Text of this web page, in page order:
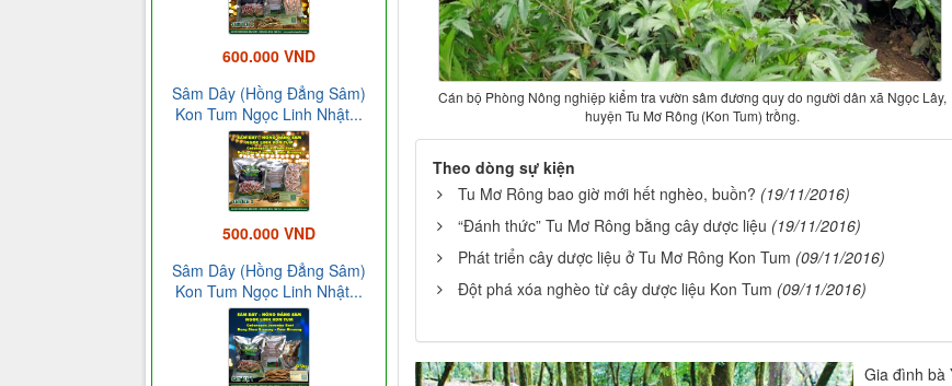
Cán bộ Phòng Nông nghiệp kiểm tra vườn sâm đương quy do người dân xã Ngọc Lây,
huyện Tu Mơ Rông (Kon Tum) trồng.
Theo dòng sự kiện
Tu Mơ Rông bao giờ mới hết nghèo, buồn? (19/11/2016)
“Đánh thức” Tu Mơ Rông bằng cây dược liệu (19/11/2016)
Phát triển cây dược liệu ở Tu Mơ Rông Kon Tum (09/11/2016)
Đột phá xóa nghèo từ cây dược liệu Kon Tum (09/11/2016)
Gia đình bà
600.000 VND
Sâm Dây (Hồng Đẳng Sâm)
Kon Tum Ngọc Linh Nhật...
500.000 VND
Sâm Dây (Hồng Đẳng Sâm)
Kon Tum Ngọc Linh Nhật...